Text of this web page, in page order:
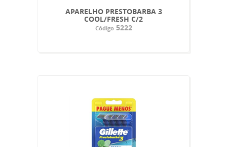
APARELHO PRESTOBARBA 3
COOL/FRESH C/2
Código5222